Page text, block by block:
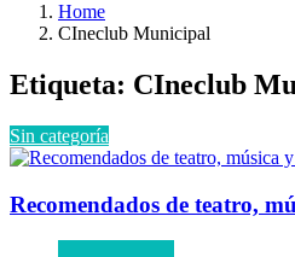
Home
CIneclub Municipal
Etiqueta: CIneclub
Sin categoría
Recomendados de teatro,